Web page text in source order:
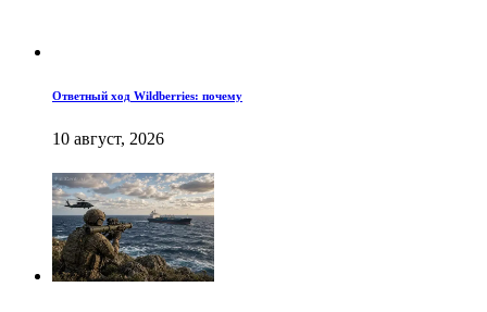
Ответный ход Wildberries: почему
10 август, 2026